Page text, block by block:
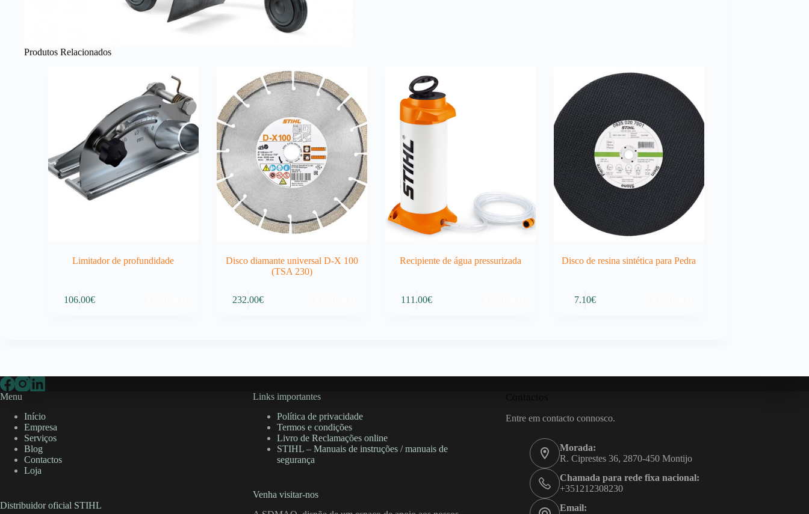
Produtos Relacionados
Limitador de profundidade
106.00€
Disco diamante universal D-X 100
(TSA 230)
232.00€
Recipiente de água pressurizada
111.00€
Disco de resina sintética para Pedra
7.10€
Menu
Início
Empresa
Serviços
Blog
Contactos
Loja
Distribuidor oficial STIHL
Links importantes
Política de privacidade
Termos e condições
Livro de Reclamações online
STIHL – Manuais de instruções / manuais de
segurança
Venha visitar-nos
Contactos
Entre em contacto connosco.
Morada:
R. Ciprestes 36, 2870-450 Montijo
Chamada para rede fixa nacional:
+351212308230
Email: